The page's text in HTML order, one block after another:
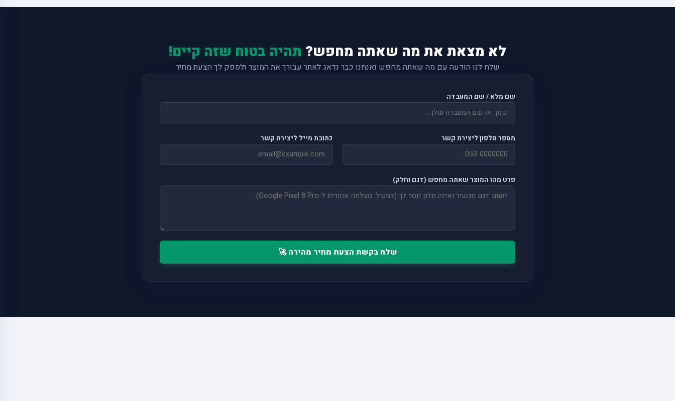
לא מצאת את מה שאתה מחפש? תהיה בטוח שזה קיים!
שלח לנו הודעה עם מה שאתה מחפש ואנחנו כבר נדאג לאתר עבורך את המוצר ולספק לך הצעת מחיר
שם מלא / שם המעבדה
מספר טלפון ליצירת קשר כתובת מייל ליצירת קשר
פרט מהו המוצר שאתה מחפש (דגם וחלק)
שלח בקשת הצעת מחיר מהירה 🚀